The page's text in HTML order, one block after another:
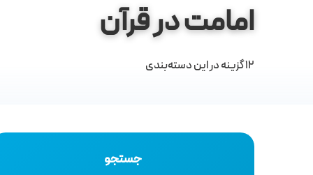
امامت در قرآن
12گزینه در این دسته‌بندی
جستجو